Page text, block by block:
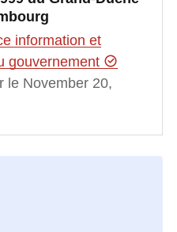
information et
gouvernement
le November 20,